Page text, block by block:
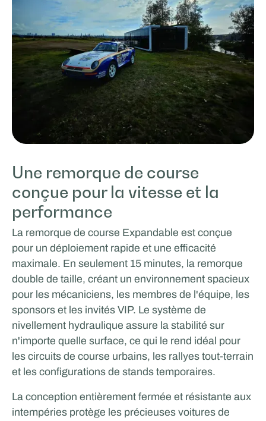
Une remorque de course
conçue pour la vitesse et la
performance
La remorque de course Expandable est conçue
pour un déploiement rapide et une efficacité
maximale. En seulement 15 minutes, la remorque
double de taille, créant un environnement spacieux
pour les mécaniciens, les membres de l'équipe, les
sponsors et les invités VIP. Le système de
nivellement hydraulique assure la stabilité sur
n'importe quelle surface, ce qui le rend idéal pour
les circuits de course urbains, les rallyes tout-terrain
et les configurations de stands temporaires.
La conception entièrement fermée et résistante aux
intempéries protège les précieuses voitures de